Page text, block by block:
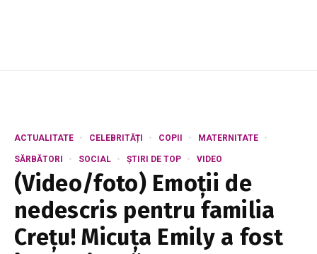
ACTUALITATE CELEBRITĂȚI COPII MATERNITATE
SĂRBĂTORI SOCIAL ȘTIRI DE TOP VIDEO
(Video/foto) Emoții de
nedescris pentru familia
Crețu! Micuța Emily a fost